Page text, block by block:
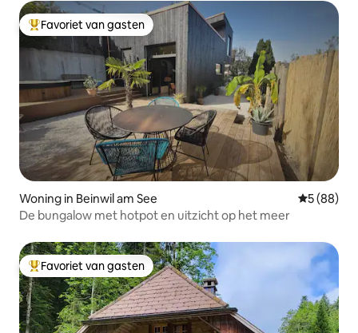
Topfavoriet van gasten
Favoriet van gasten
Woning in Beinwil am See
5 (88)
De bungalow met hotpot en uitzicht op het meer
Topfavoriet van gasten
Favoriet van gasten